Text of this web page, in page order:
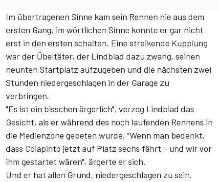
Im übertragenen Sinne kam sein Rennen nie aus dem
ersten Gang, im wörtlichen Sinne konnte er gar nicht
erst in den ersten schalten. Eine streikende Kupplung
war der Übeltäter, der Lindblad dazu zwang, seinen
neunten Startplatz aufzugeben und die nächsten zwei
Stunden niedergeschlagen in der Garage zu
verbringen.
"Es ist ein bisschen ärgerlich", verzog Lindblad das
Gesicht, als er während des noch laufenden Rennens in
die Medienzone gebeten wurde. "Wenn man bedenkt,
dass Colapinto jetzt auf Platz sechs fährt - und wir vor
ihm gestartet wären", ärgerte er sich.
Und er hat allen Grund, niedergeschlagen zu sein.